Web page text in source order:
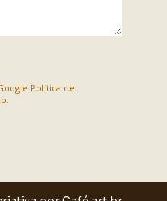
Política de
.